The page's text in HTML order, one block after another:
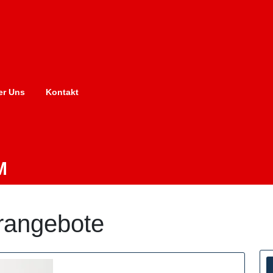
Uns Kontakt